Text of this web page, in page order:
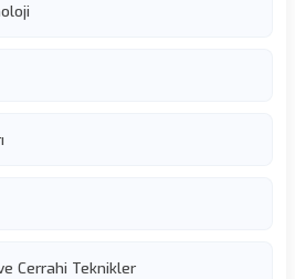
Cerrahi Teknikler